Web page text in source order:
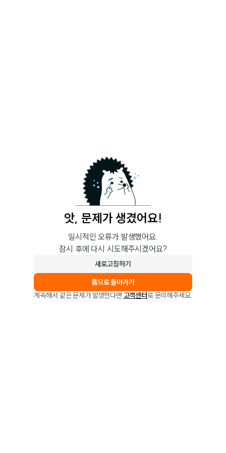
앗, 문제가 생겼어요!
일시적인 오류가 발생했어요.
잠시 후에 다시 시도해주시겠어요?
새로고침하기
홈으로 돌아가기
계속해서 같은 문제가 발생한다면 고객센터로 문의해주세요.